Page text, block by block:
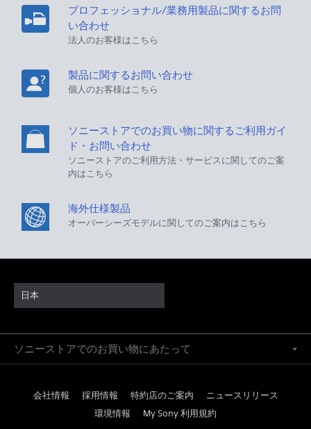
プロフェッショナル/業務用製品に関するお問
い合わせ
法人のお客様はこちら
製品に関するお問い合わせ
個人のお客様はこちら
ソニーストアでのお買い物に関するご利用ガイ
ド・お問い合わせ
ソニーストアのご利用方法・サービスに関してのご案
内はこちら
海外仕様製品
オーバーシーズモデルに関してのご案内はこちら
日本
ソニーストアでのお買い物にあたって
会社情報 採用情報 特約店のご案内
ニュースリリース
環境情報
My Sony 利用規約